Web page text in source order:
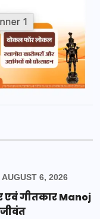
AUGUST 6, 2026
एवं गीतकार Manoj